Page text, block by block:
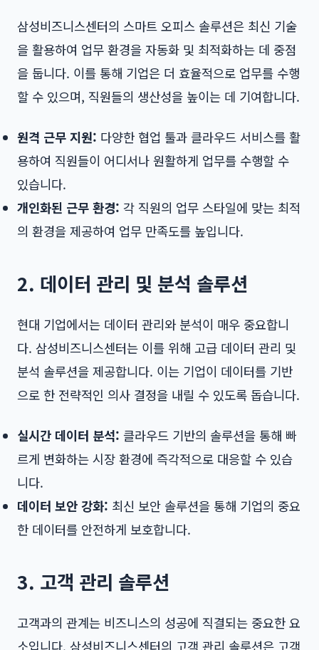
삼성비즈니스센터의 스마트 오피스 솔루션은 최신 기술
을 활용하여 업무 환경을 자동화 및 최적화하는 데 중점
을 둡니다. 이를 통해 기업은 더 효율적으로 업무를 수행
할 수 있으며, 직원들의 생산성을 높이는 데 기여합니다.
원격 근무 지원: 다양한 협업 툴과 클라우드 서비스를 활
용하여 직원들이 어디서나 원활하게 업무를 수행할 수
있습니다.
개인화된 근무 환경: 각 직원의 업무 스타일에 맞는 최적
의 환경을 제공하여 업무 만족도를 높입니다.
2. 데이터 관리 및 분석 솔루션
현대 기업에서는 데이터 관리와 분석이 매우 중요합니
다. 삼성비즈니스센터는 이를 위해 고급 데이터 관리 및
분석 솔루션을 제공합니다. 이는 기업이 데이터를 기반
으로 한 전략적인 의사 결정을 내릴 수 있도록 돕습니다.
실시간 데이터 분석: 클라우드 기반의 솔루션을 통해 빠
르게 변화하는 시장 환경에 즉각적으로 대응할 수 있습
니다.
데이터 보안 강화: 최신 보안 솔루션을 통해 기업의 중요
한 데이터를 안전하게 보호합니다.
3. 고객 관리 솔루션
고객과의 관계는 비즈니스의 성공에 직결되는 중요한 요
소입니다. 삼성비즈니스센터의 고객 관리 솔루션은 고객